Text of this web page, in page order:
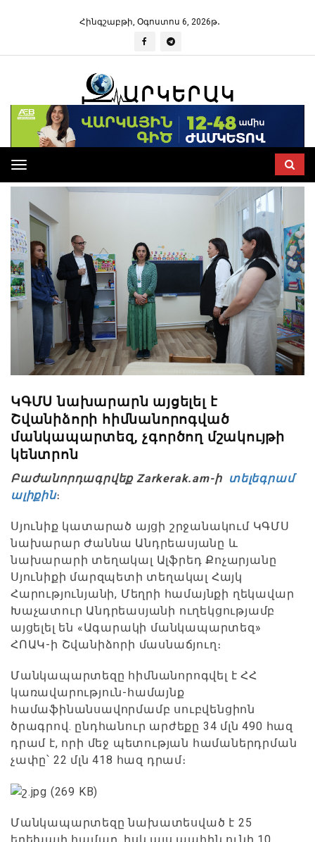
Հինգշաբթի, Օգոստոս 6, 2026թ․
Toggle
navigation
ԿԳՄՍ նախարարն այցելել է
Շվանիձորի հիմնանորոգված
մանկապարտեզ, չգործող մշակույթի
կենտրոն
Բաժանորդագրվեք Zarkerak.am-ի տելեգրամ
ալիքին։
Սյունիք կատարած այցի շրջանակում ԿԳՄՍ
նախարար Ժաննա Անդրեասյանը և
նախարարի տեղակալ Ալֆրեդ Քոչարյանը
Սյունիքի մարզպետի տեղակալ Հայկ
Հարությունյանի, Մեղրի համայնքի ղեկավար
Խաչատուր Անդրեասյանի ուղեկցությամբ
այցելել են «Ագարակի մանկապարտեզ»
ՀՈԱԿ-ի Շվանիձորի մասնաճյուղ։
Մանկապարտեզը հիմնանորոգվել է ՀՀ
կառավարություն-համայնք
համաֆինանսավորմամբ սուբվենցիոն
ծրագրով. ընդհանուր արժեքը 34 մլն 490 հազ
դրամ է, որի մեջ պետության համաներդրման
չափը՝ 22 մլն 418 հազ դրամ։
Մանկապարտեզը նախատեսված է 25